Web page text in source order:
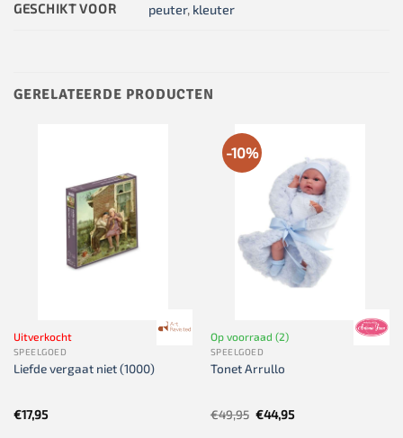
GESCHIKT VOOR peuter, kleuter
GERELATEERDE PRODUCTEN
Uitverkocht
SPEELGOED
Liefde vergaat niet (1000)
€17,95
-10%
Op voorraad (2)
SPEELGOED
Tonet Arrullo
€49,95 Oorspronkelijke
prijs
€44,95Huidige